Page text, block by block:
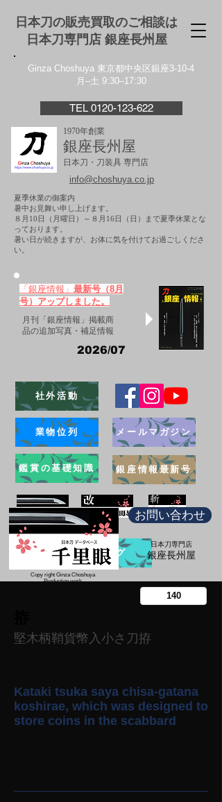
日本刀の販売買取のご相談は
日本刀専門店 銀座⻑州屋
Ginza Choshuya 東京都中央区銀座3-10-4
月–土 9:30–17:30
TEL 0120-123-622
1970年創業
銀座長州屋
日本刀・刀装具 専門店
info@choshuya.co.jp
夏季休業の御案内
暑中お見舞い申し上げます。
８月10日（月曜日）～８月16日（日）まで夏季休業とな
っております。
​暑い日が続きますが、お体に気を付けてお過ごしくださ
い。
「銀座情報」 最新号（8月
号）アップしました。
月刊「銀座情報」掲載商
品の追加写真・補足情報
2026/07
社外活動
業物位列
鑑賞の基礎知識
メールマガジン
銀座情報最新号
ブログ
お問い合わせ
日本刀専門店
​銀座長州屋
Copy right Ginza Choshuya
Production work
堅木柄鞘貨幣入小さ刀拵
Kataki tsuka saya chisa-gatana
koshirae, which was designed to
store coins in the scabbard